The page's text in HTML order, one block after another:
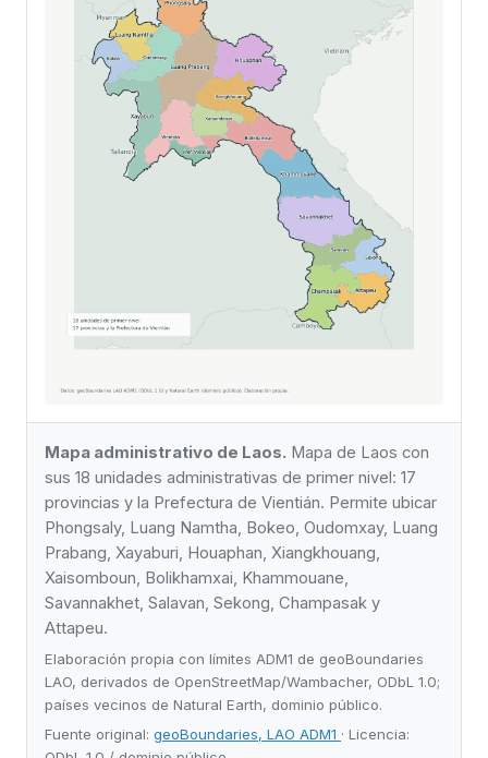
Mapa administrativo de Laos. Mapa de Laos con
sus 18 unidades administrativas de primer nivel: 17
provincias y la Prefectura de Vientián. Permite ubicar
Phongsaly, Luang Namtha, Bokeo, Oudomxay, Luang
Prabang, Xayaburi, Houaphan, Xiangkhouang,
Xaisomboun, Bolikhamxai, Khammouane,
Savannakhet, Salavan, Sekong, Champasak y
Attapeu.
Elaboración propia con límites ADM1 de geoBoundaries
LAO, derivados de OpenStreetMap/Wambacher, ODbL 1.0;
países vecinos de Natural Earth, dominio público.
Fuente original: geoBoundaries, LAO ADM1 · Licencia: